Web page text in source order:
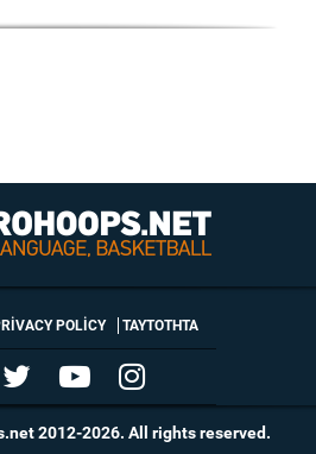
POLICY ΤΑΥΤΟΤΗΤΑ
2012-2026. All rights reserved.